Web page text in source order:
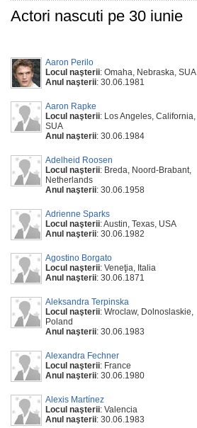
Actori nascuti pe 30 iunie
Aaron Perilo
Locul naşterii: Omaha, Nebraska, SUA
Anul naşterii: 30.06.1981
Aaron Rapke
Locul naşterii: Los Angeles, California,
SUA
Anul naşterii: 30.06.1984
Adelheid Roosen
Locul naşterii: Breda, Noord-Brabant,
Netherlands
Anul naşterii: 30.06.1958
Adrienne Sparks
Locul naşterii: Austin, Texas, USA
Anul naşterii: 30.06.1982
Agostino Borgato
Locul naşterii: Veneţia, Italia
Anul naşterii: 30.06.1871
Aleksandra Terpinska
Locul naşterii: Wroclaw, Dolnoslaskie,
Poland
Anul naşterii: 30.06.1983
Alexandra Fechner
Locul naşterii: France
Anul naşterii: 30.06.1980
Alexis Martínez
Locul naşterii: Valencia
Anul naşterii: 30.06.1983